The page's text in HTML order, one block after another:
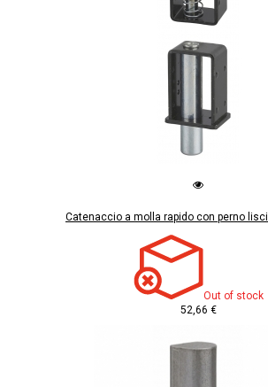
Catenaccio a molla rapido con perno
Out of stock
52,66 €